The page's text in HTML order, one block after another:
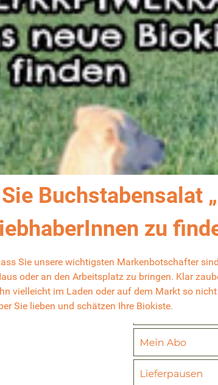
Buchstabensalat
zu
Sie unsere wichtigsten Markenbotschafter
oder an den Arbeitsplatz zu bringen. Klar
vielleicht im Laden oder auf dem Markt so
Sie lieben und schätzen Ihre Biokiste.